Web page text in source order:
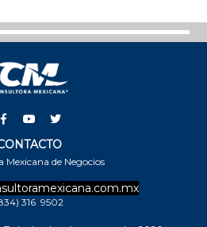
Mexicana de Negocios
316 9502